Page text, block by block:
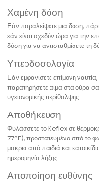
Χαμένη δόση
Εάν παραλείψετε μια δόση,
εάν είναι σχεδόν ώρα για την
δόση για να αντισταθμίσετε τη
Υπερδοσολογία
Εάν εμφανίσετε επίμονη
παρατηρήσετε αίμα στα ούρα
υγειονομικής περίθαλψης.
Αποθήκευση
Φυλάσσετε το Keflex σε
77°F), προστατευμένο από το
μακριά από παιδιά και
ημερομηνία λήξης.
Αποποίηση ευθύνης